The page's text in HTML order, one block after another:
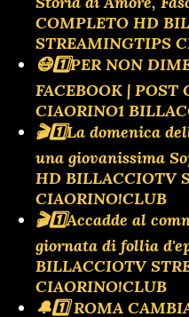
COMPLETO HD
STREAMINGTIPS
😷1️⃣PER NON
FACEBOOK |
CIAORINO1
🎬1️⃣La domenica
una giovanissima
HD BILLACCIOTV
CIAORINO!CLUB
🎬1️⃣Accadde al
giornata di follia
BILLACCIOTV
CIAORINO!CLUB
🔔1️⃣ ROMA